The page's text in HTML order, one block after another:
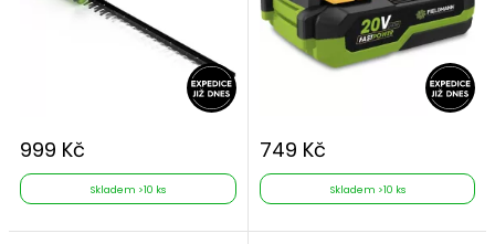
999 Kč
Skladem >10 ks
749 Kč
Skladem >10 ks